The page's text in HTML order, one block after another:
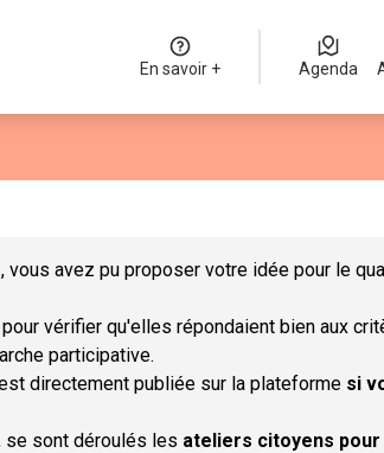
En savoir + Agenda
, vous avez pu proposer votre idée pour le
vérifier qu'elles répondaient bien aux
nouvel onglet)
participative.
directement publiée sur la plateforme si
se sont déroulés les ateliers citoyens pour